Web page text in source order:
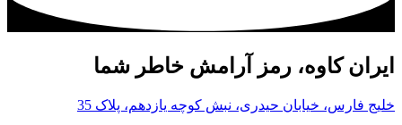
ایران کاوه، رمز آرامش خاطر شما
خلیج فارس، خیابان حیدری، نبش کوچه یازدهم، پلاک 35